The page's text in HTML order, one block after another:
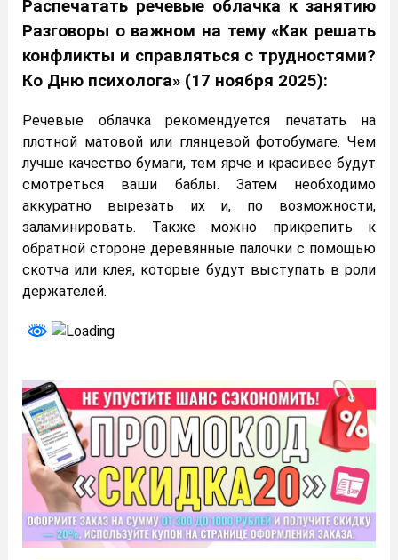
Распечатать речевые облачка к занятию
Разговоры о важном на тему «Как решать
конфликты и справляться с трудностями?
Ко Дню психолога» (17 ноября 2025):
Речевые облачка рекомендуется печатать на
плотной матовой или глянцевой фотобумаге. Чем
лучше качество бумаги, тем ярче и красивее будут
смотреться ваши баблы. Затем необходимо
аккуратно вырезать их и, по возможности,
заламинировать. Также можно прикрепить к
обратной стороне деревянные палочки с помощью
скотча или клея, которые будут выступать в роли
держателей.